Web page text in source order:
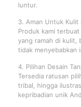
luntur.
3. Aman Untuk Kulit
Produk kami
yang ramah di kulit,
tidak menyebabkan
4. Pilihan Desain
Tersedia ratusan
tribal, hingga
kepribadian unik